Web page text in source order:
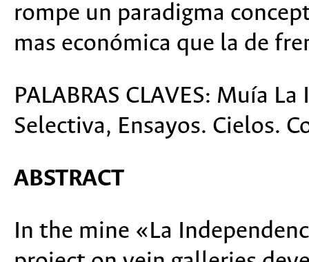
rompe un paradigma
mas económica que la de
PALABRAS CLAVES: Muía
Selectiva, Ensayos. Cielos.
ABSTRACT
In the mine «La